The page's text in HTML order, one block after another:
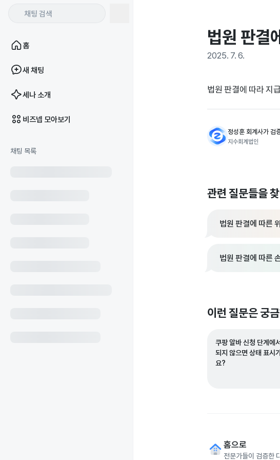
홈
새 채팅
세나 소개
비즈넵 모아보기
채팅 목록
법원 판결
2025. 7. 6.
법원 판결에 따라 지
정성훈 회계사가 검
지수회계법인
관련 질문들을
법원 판결에 따른
법원 판결에 따른
이런 질문은 궁
쿠팡 알바 신청 단계에
되지 않으면 상태 표시
요?
홈으로
전문가들이 검증한